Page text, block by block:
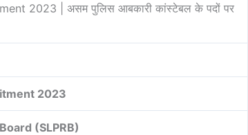
2023 | असम पुलिस आबकारी कांस्टेबल के पदों पर
2023
(SLPRB)